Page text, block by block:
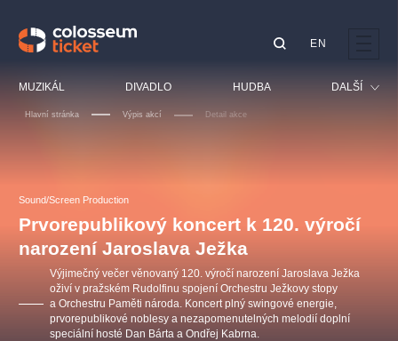
MUZIKÁL DIVADLO HUDBA DALŠÍ
Prohlídky
Ostatní
EN
Hlavní stránka Výpis akcí Detail akce
Sound/Screen Production
Prvorepublikový koncert k 120. výročí
narození Jaroslava Ježka
Výjimečný večer věnovaný 120. výročí narození Jaroslava Ježka
oživí v pražském Rudolfinu spojení Orchestru Ježkovy stopy
a Orchestru Paměti národa. Koncert plný swingové energie,
prvorepublikové noblesy a nezapomenutelných melodií doplní
speciální hosté Dan Bárta a Ondřej Kabrna.
OBYČEJNÁ HOLKA
Agentura 44, s.r.o.
s.r.o.
Ostatní hledají
muzikálypraha